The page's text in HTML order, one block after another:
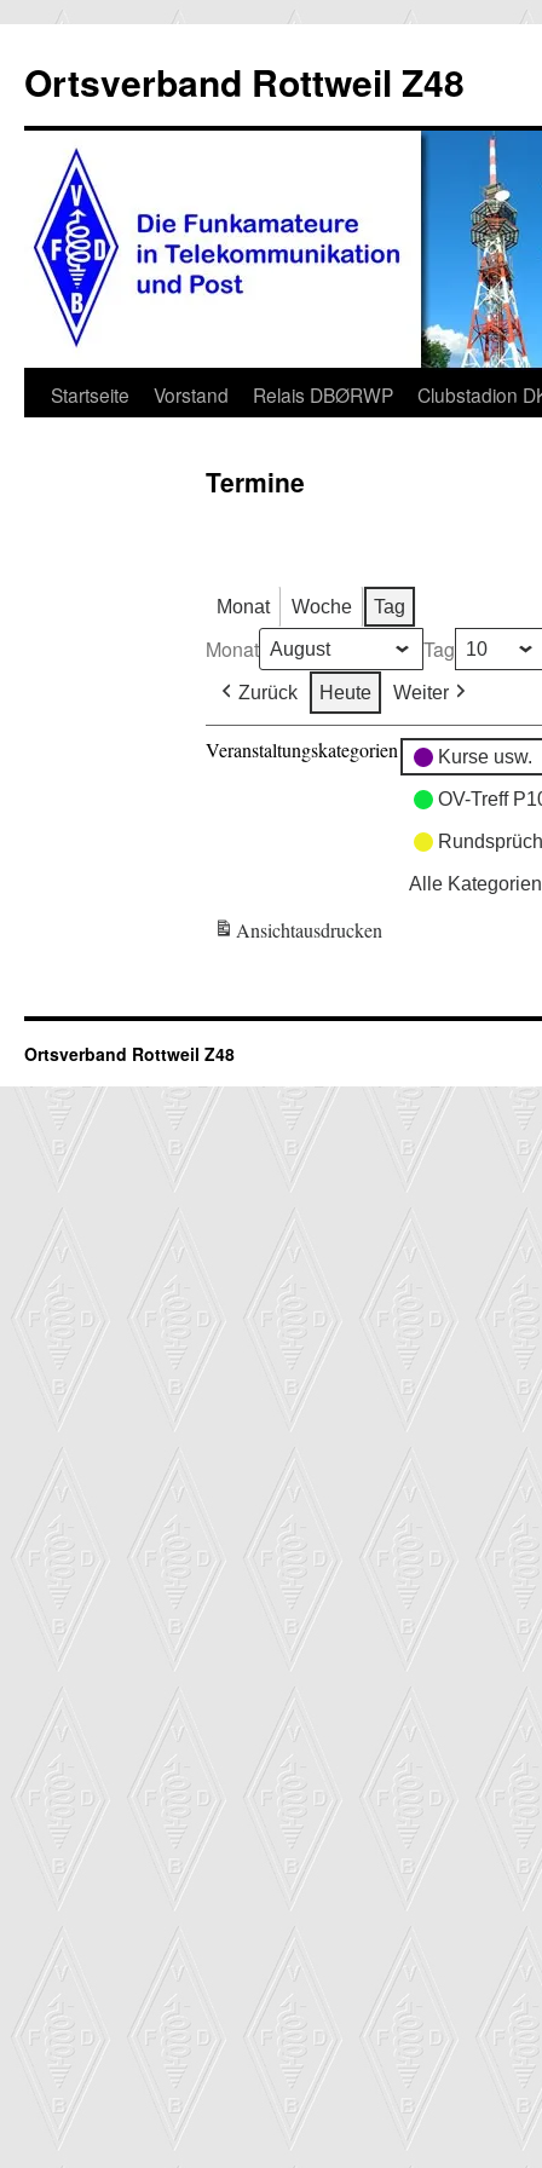
Ortsverband Rottweil Z48
Zum
Startseite Vorstand Relais DBØRWP Clubstadion
Termine
Monat Woche Tag
Monat Tag
Zurück Heute Weiter
Veranstaltungskategorien Kurse usw.
OV-Treff
Alle Kategorien
Ansichtausdrucken
Ortsverband Rottweil Z48